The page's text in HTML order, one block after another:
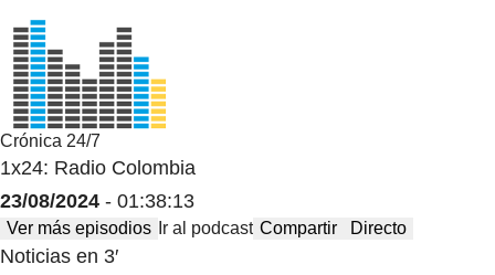
Crónica 24/7
1x24: Radio Colombia
23/08/2024 - 01:38:13
Ver más episodios Ir al podcast Compartir Directo
Noticias en 3′